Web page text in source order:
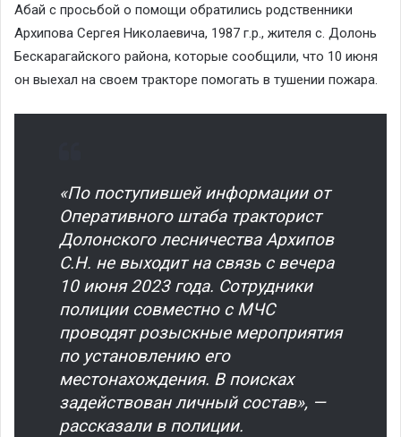
Абай с просьбой о помощи обратились родственники
Архипова Сергея Николаевича, 1987 г.р., жителя с. Долонь
Бескарагайского района, которые сообщили, что 10 июня
он выехал на своем тракторе помогать в тушении пожара.
«По поступившей информации от
Оперативного штаба тракторист
Долонского лесничества Архипов
С.Н. не выходит на связь с вечера
10 июня 2023 года. Сотрудники
полиции совместно с МЧС
проводят розыскные мероприятия
по установлению его
местонахождения. В поисках
задействован личный состав», —
рассказали в полиции.